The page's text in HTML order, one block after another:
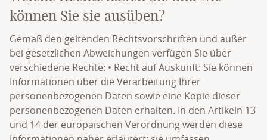
können Sie sie ausüben?
Gemäß den geltenden Rechtsvorschriften und außer
bei gesetzlichen Abweichungen verfügen Sie über
verschiedene Rechte: • Recht auf Auskunft: Sie können
Informationen über die Verarbeitung Ihrer
personenbezogenen Daten sowie eine Kopie dieser
personenbezogenen Daten erhalten. In den Artikeln 13
und 14 der europäischen Verordnung werden diese